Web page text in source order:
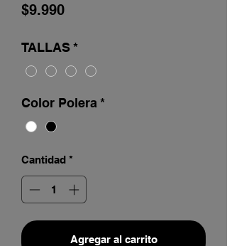
$9.990Precio
TALLAS*
Color Polera *
Cantidad *
Agregar al carrito